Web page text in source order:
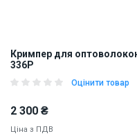
Кримпер для
336P
Оцінити товар
2 300 ₴
Ціна з ПДВ